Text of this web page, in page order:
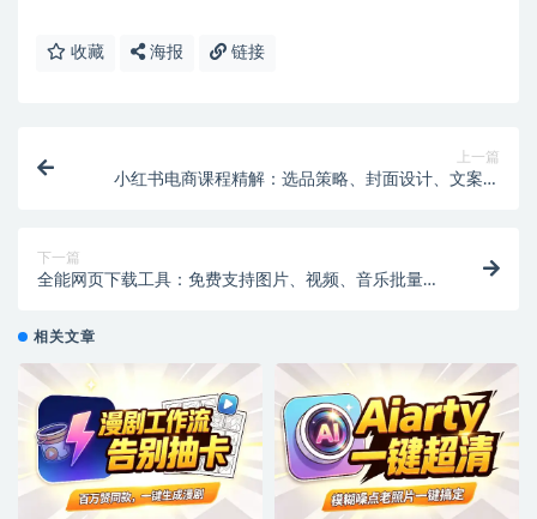
收藏 海报 链接
上一篇
小红书电商课程精解：选品策略、封面设计、文案撰
下一篇
全能网页下载工具：免费支持图片、视频、音乐批量下
相关文章